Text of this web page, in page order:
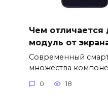
Чем отличается
модуль от
Современный
множества
0 18